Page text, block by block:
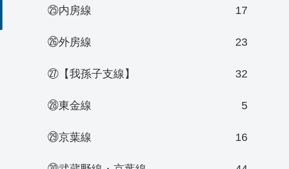
㉕内房線 17
㉖外房線 23
㉗【我孫子支線】 32
㉘東金線 5
㉙京葉線 16